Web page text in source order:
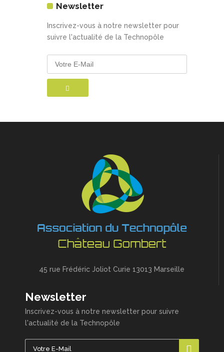
Newsletter
Inscrivez-vous à notre newsletter pour
suivre l'actualité de la Technopôle
45 rue Frédéric Joliot Curie 13013 Marseille
Newsletter
Inscrivez-vous à notre newsletter pour suivre
l'actualité de la Technopôle